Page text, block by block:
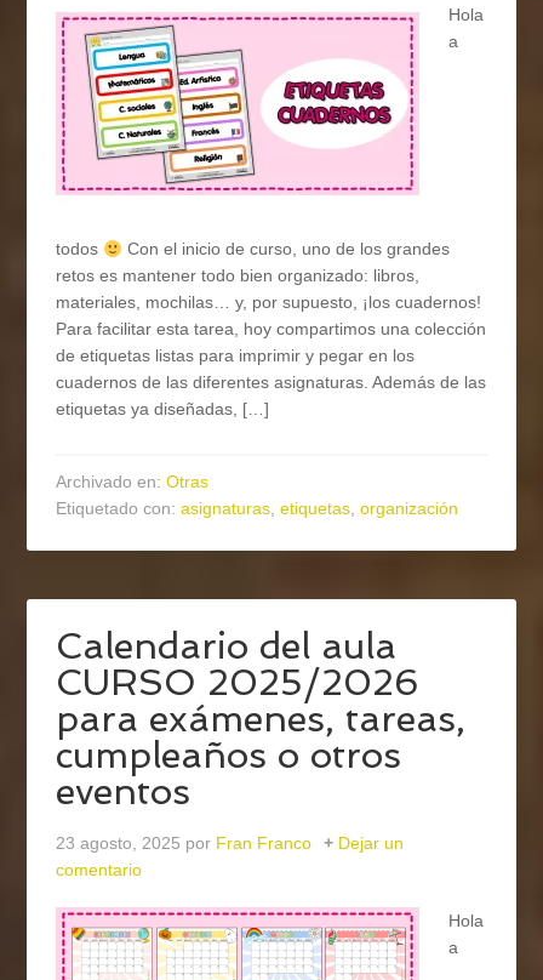
Hola
a
todos
Con el inicio de curso, uno de los grandes
retos es mantener todo bien organizado: libros,
materiales, mochilas… y, por supuesto, ¡los cuadernos!
Para facilitar esta tarea, hoy compartimos una colección
de etiquetas listas para imprimir y pegar en los
cuadernos de las diferentes asignaturas. Además de las
etiquetas ya diseñadas, […]
Archivado en:Otras
Etiquetado con:asignaturas,etiquetas,organización
Calendario del aula
CURSO 2025/2026
para exámenes, tareas,
cumpleaños o otros
eventos
23 agosto, 2025 por Fran Franco
Dejar un
comentario
Hola
a